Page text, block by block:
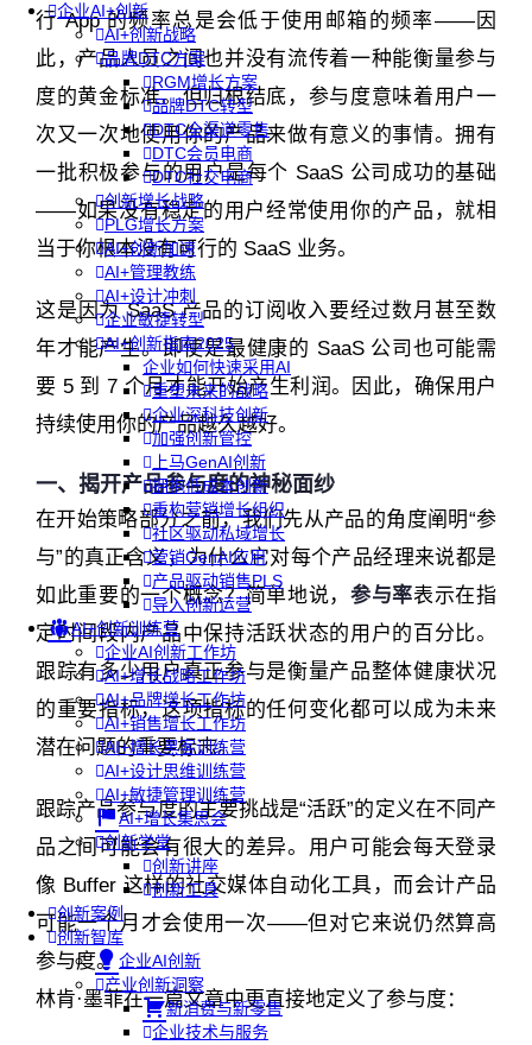
企业AI+创新
AI+创新战略
品牌DTC方案
RGM增长方案
品牌DTC转型
DTC全渠道零售
DTC会员电商
DTC社交电商
创新增长战略
PLG增长方案
AI+创新加速
AI+管理教练
AI+设计冲刺
企业敏捷转型
AI+创新指南2025
企业如何快速采用AI
重塑未来的战略
企业深科技创新
加强创新管控
上马GenAI创新
拥抱低成本创新
重构营销增长组织
社区驱动私域增长
营销GenAI应用
产品驱动销售PLS
导入创新运营
AI+创新训练营
企业AI创新工作坊
AI+增长战略工作坊
AI+品牌增长工作坊
AI+销售增长工作坊
AI+增长黑客训练营
AI+设计思维训练营
AI+敏捷管理训练营
AI+增长集思会
创新学堂
创新讲座
创新工具
创新案例
创新智库
企业AI创新
产业创新洞察
新消费与新零售
企业技术与服务
行 App 的频率总是会低于使用邮箱的频率——因
此，产品人员之间也并没有流传着一种能衡量参与
度的黄金标准。但归根结底，参与度意味着用户一
次又一次地使用你的产品来做有意义的事情。拥有
一批积极参与的用户是每个 SaaS 公司成功的基础
——如果没有稳定的用户经常使用你的产品，就相
当于你根本没有可行的 SaaS 业务。
这是因为 SaaS 产品的订阅收入要经过数月甚至数
年才能产生。即使是最健康的 SaaS 公司也可能需
要 5 到 7 个月才能开始产生利润。因此，确保用户
持续使用你的产品越久越好。
一、揭开产品参与度的神秘面纱
在开始策略部分之前，我们先从产品的角度阐明“参
与”的真正含义，为什么它对每个产品经理来说都是
如此重要的一个概念？简单地说， 参与率表示在指
定时间段内产品中保持活跃状态的用户的百分比。
跟踪有多少用户真正参与是衡量产品整体健康状况
的重要指标，这项指标的任何变化都可以成为未来
潜在问题的重要标志。
跟踪产品参与度的主要挑战是“活跃”的定义在不同产
品之间可能会有很大的差异。用户可能会每天登录
像 Buffer 这样的社交媒体自动化工具，而会计产品
可能一个月才会使用一次——但对它来说仍然算高
参与度。
林肯·墨菲在一篇文章中更直接地定义了参与度：